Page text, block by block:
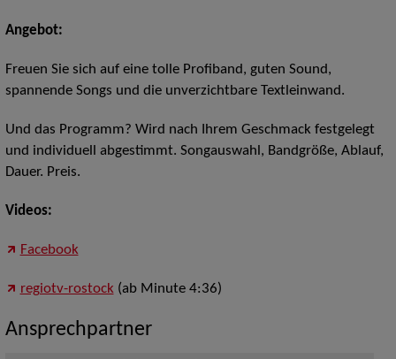
Angebot:
Freuen Sie sich auf eine tolle Profiband, guten Sound,
spannende Songs und die unverzichtbare Textleinwand.
Und das Programm? Wird nach Ihrem Geschmack festgelegt
und individuell abgestimmt. Songauswahl, Bandgröße, Ablauf,
Dauer. Preis.
Videos:
Facebook
regiotv-rostock(ab Minute 4:36)
Ansprechpartner